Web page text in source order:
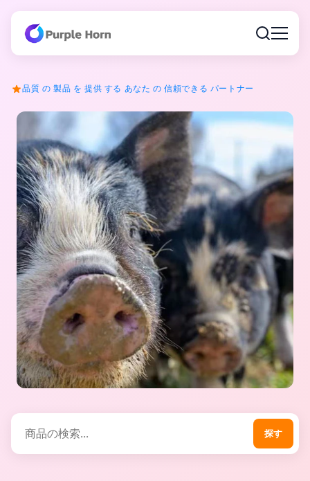
品質 の 製品 を 提供 する あなた の 信頼できる パートナー
探す